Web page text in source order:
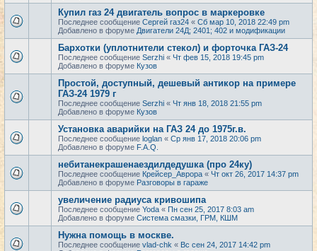
Купил газ 24 двигатель вопрос в маркеровке
Последнее сообщение Сергей газ24 « Сб мар 10, 2018 22:49 pm
Добавлено в форуме Двигатели 24Д; 2401; 402 и модификации
Бархотки (уплотнители стекол) и форточка ГАЗ-24
Последнее сообщение Serzhi « Чт фев 15, 2018 19:45 pm
Добавлено в форуме Кузов
Простой, доступный, дешевый антикор на примере
ГАЗ-24 1979 г
Последнее сообщение Serzhi « Чт янв 18, 2018 21:55 pm
Добавлено в форуме Кузов
Установка аварийки на ГАЗ 24 до 1975г.в.
Последнее сообщение loglan « Ср янв 17, 2018 20:06 pm
Добавлено в форуме F.A.Q.
небитанекрашенаездилдедушка (про 24ку)
Последнее сообщение Крейсер_Аврора « Чт окт 26, 2017 14:37 pm
Добавлено в форуме Разговоры в гараже
увеличение радиуса кривошипа
Последнее сообщение Yoda « Пн сен 25, 2017 8:03 am
Добавлено в форуме Система смазки, ГРМ, КШМ
Нужна помощь в москве.
Последнее сообщение vlad-chk « Вс сен 24, 2017 14:42 pm